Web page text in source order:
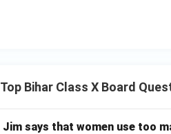
Top Bihar Class X Board
Jim says that women use too